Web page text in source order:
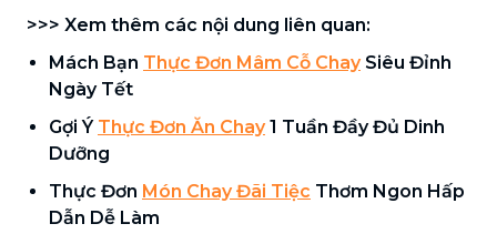
>>> Xem thêm các nội dung liên quan:
Mách Bạn Thực Đơn Mâm Cỗ ChaySiêu Đỉnh
Ngày Tết
Gợi Ý Thực Đơn Ăn Chay1 Tuần Đầy Đủ Dinh
Dưỡng
Thực Đơn Món Chay Đãi Tiệc Thơm Ngon Hấp
Dẫn Dễ Làm